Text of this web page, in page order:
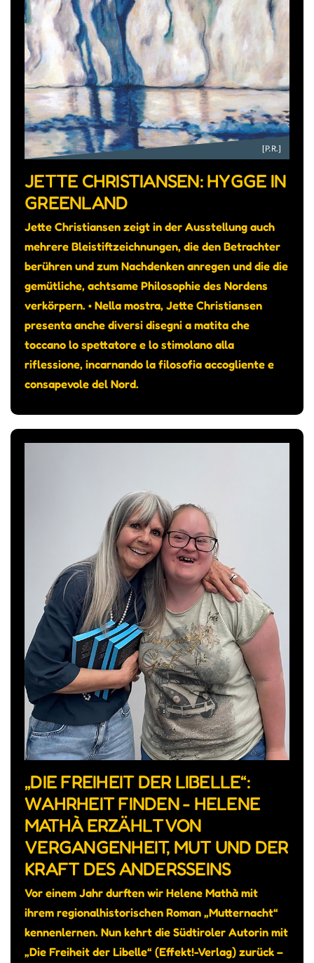
JETTE CHRISTIANSEN: HYGGE IN
GREENLAND
Jette Christiansen zeigt in der Ausstellung auch
mehrere Bleistiftzeichnungen, die den Betrachter
berühren und zum Nachdenken anregen und die die
gemütliche, achtsame Philosophie des Nordens
verkörpern. • Nella mostra, Jette Christiansen
presenta anche diversi disegni a matita che
toccano lo spettatore e lo stimolano alla
riflessione, incarnando la filosofia accogliente e
consapevole del Nord.
„DIE FREIHEIT DER LIBELLE“:
WAHRHEIT FINDEN - HELENE
MATHÀ ERZÄHLT VON
VERGANGENHEIT, MUT UND DER
KRAFT DES ANDERSSEINS
Vor einem Jahr durften wir Helene Mathà mit
ihrem regionalhistorischen Roman „Mutternacht“
kennenlernen. Nun kehrt die Südtiroler Autorin mit
„Die Freiheit der Libelle“ (Effekt!-Verlag) zurück –